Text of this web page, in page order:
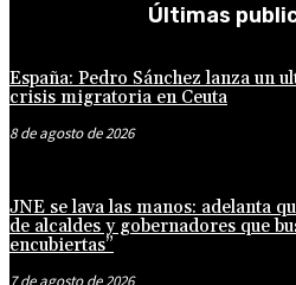
Últimas
España: Pedro Sánchez lanza un
crisis migratoria en Ceuta
8 de agosto de 2026
JNE se lava las manos: adelanta
de alcaldes y gobernadores que
encubiertas”
7 de agosto de 2026